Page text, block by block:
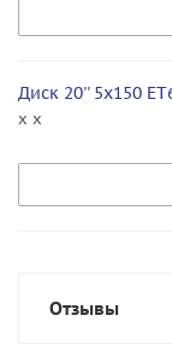
Диск 20'' 5x150
x x
Отзывы